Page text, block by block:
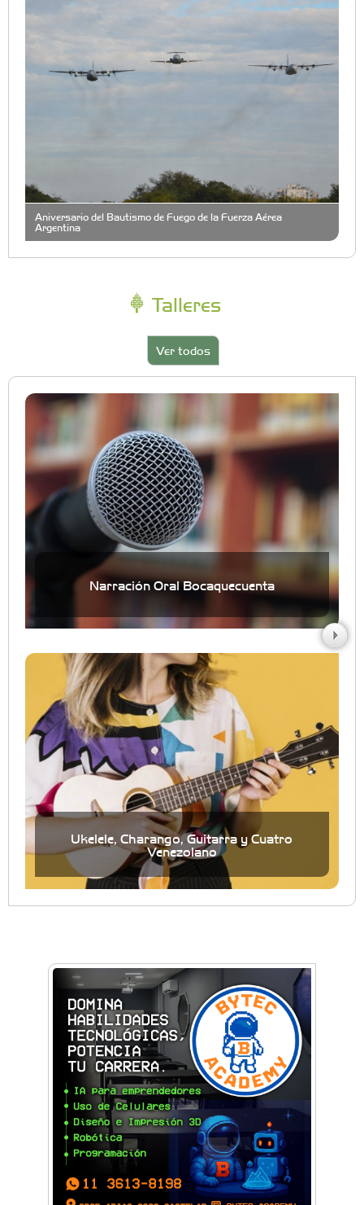
Aniversario del Bautismo de Fuego de la Fuerza Aérea
Argentina
Talleres
Ver todos
Narración Oral Bocaquecuenta
Ukelele, Charango, Guitarra y Cuatro
Venezolano